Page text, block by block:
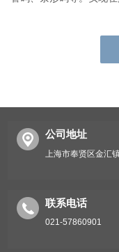
公司地址
上海市奉贤区金汇
联系电话
021-57860901